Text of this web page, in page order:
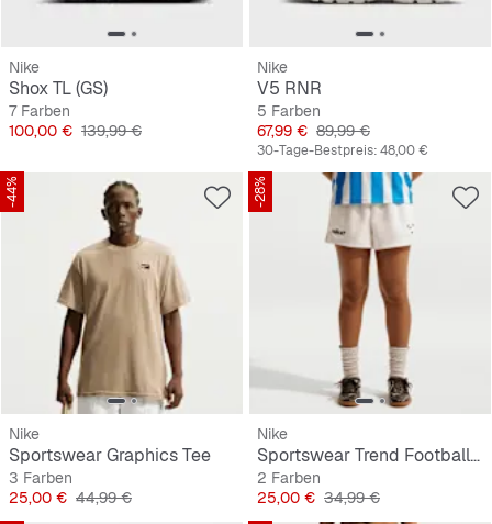
Nike
Shox TL (GS)
7 Farben
Preis
100,00 € Originalpreis
139,99 €
Nike
V5 RNR
5 Farben
Preis
67,99 € Originalpreis
89,99 €
30-Tage-Bestpreis:48,00 €
-44%
Nike
Sportswear Graphics Tee
3 Farben
Preis
25,00 € Originalpreis
44,99 €
-28%
Nike
Sportswear Trend Football Fleece Shorts
2 Farben
Preis
25,00 € Originalpreis
34,99 €